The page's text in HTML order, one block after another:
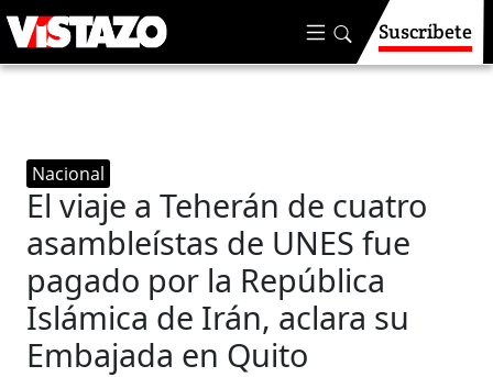
Suscríbete
Nacional
El viaje a Teherán de cuatro
asambleístas de UNES fue
pagado por la República
Islámica de Irán, aclara su
Embajada en Quito